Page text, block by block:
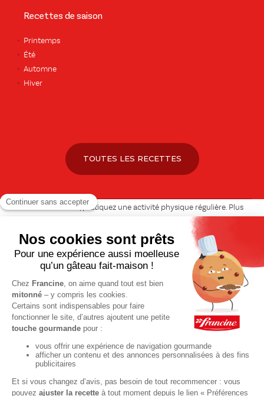
Recettes de saison
Printemps
Été
Automne
Hiver
TOUTES LES RECETTES
Pour votre santé, pratiquez une activité physique régulière. Plus
www.mangerbouger.fr